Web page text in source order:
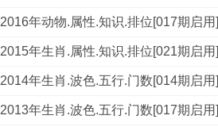
2016年动物.属性.知识.排位[017期启用]
2015年生肖.属性.知识.排位[021期启用]
2014年生肖.波色.五行.门数[014期启用]
2013年生肖.波色.五行.门数[017期启用]